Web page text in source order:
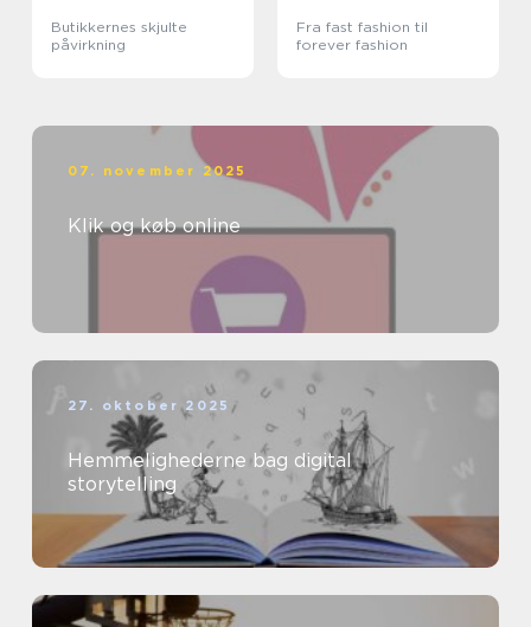
Butikkernes skjulte
påvirkning
Fra fast fashion til
forever fashion
07. november 2025
Klik og køb online
27. oktober 2025
Hemmelighederne bag digital
storytelling